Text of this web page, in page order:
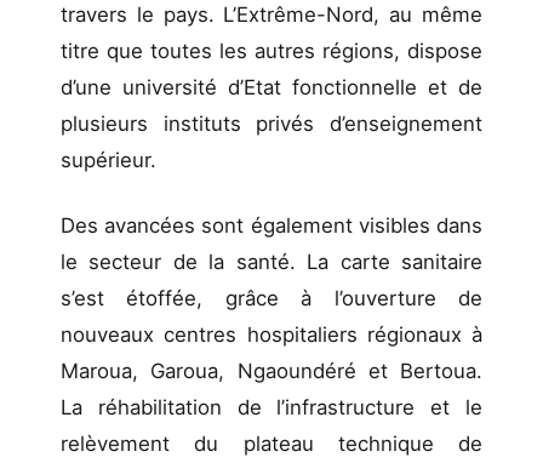
travers le pays. L’Extrême-Nord, au même
titre que toutes les autres régions, dispose
d’une université d’Etat fonctionnelle et de
plusieurs instituts privés d’enseignement
supérieur.
Des avancées sont également visibles dans
le secteur de la santé. La carte sanitaire
s’est étoffée, grâce à l’ouverture de
nouveaux centres hospitaliers régionaux à
Maroua, Garoua, Ngaoundéré et Bertoua.
La réhabilitation de l’infrastructure et le
relèvement du plateau technique de